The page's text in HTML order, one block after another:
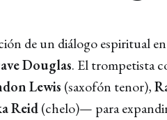
de un diálogo espiritual
Douglas. El trompetista
Lewis (saxofón tenor),
Reid(chelo)— para